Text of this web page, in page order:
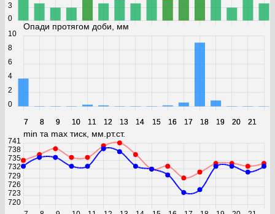
7 8 9 10 11 12 13 14 15 16 17 18 19 20 21
0
3
Опади протягом доби, мм
7 8 9 10 11 12 13 14 15 16 17 18 19 20 21
0
2
4
6
8
10
min та max тиск, мм.рт.ст.
720
723
726
729
732
735
738
741